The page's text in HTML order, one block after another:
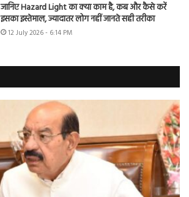
जानिए Hazard Light का क्या काम है, कब और कैसे करें
इसका इस्तेमाल, ज्यादातर लोग नहीं जानते सही तरीका
12 July 2026 - 6:14 PM